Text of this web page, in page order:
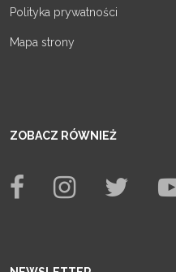
Polityka prywatności
Mapa strony
ZOBACZ RÓWNIEŻ